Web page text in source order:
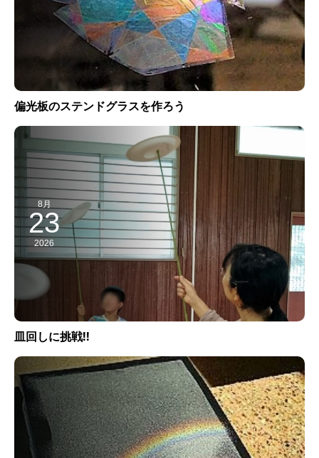
偏光板のステンドグラスを作ろう
8月
23
2026
皿回しに挑戦!!